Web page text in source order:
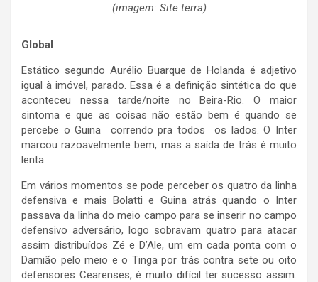
(imagem: Site terra)
Global
Estático segundo Aurélio Buarque de Holanda é adjetivo
igual à imóvel, parado. Essa é a definição sintética do que
aconteceu nessa tarde/noite no Beira-Rio. O maior
sintoma e que as coisas não estão bem é quando se
percebe o Guina correndo pra todos os lados. O Inter
marcou razoavelmente bem, mas a saída de trás é muito
lenta.
Em vários momentos se pode perceber os quatro da linha
defensiva e mais Bolatti e Guina atrás quando o Inter
passava da linha do meio campo para se inserir no campo
defensivo adversário, logo sobravam quatro para atacar
assim distribuídos Zé e D’Ale, um em cada ponta com o
Damião pelo meio e o Tinga por trás contra sete ou oito
defensores Cearenses, é muito difícil ter sucesso assim.